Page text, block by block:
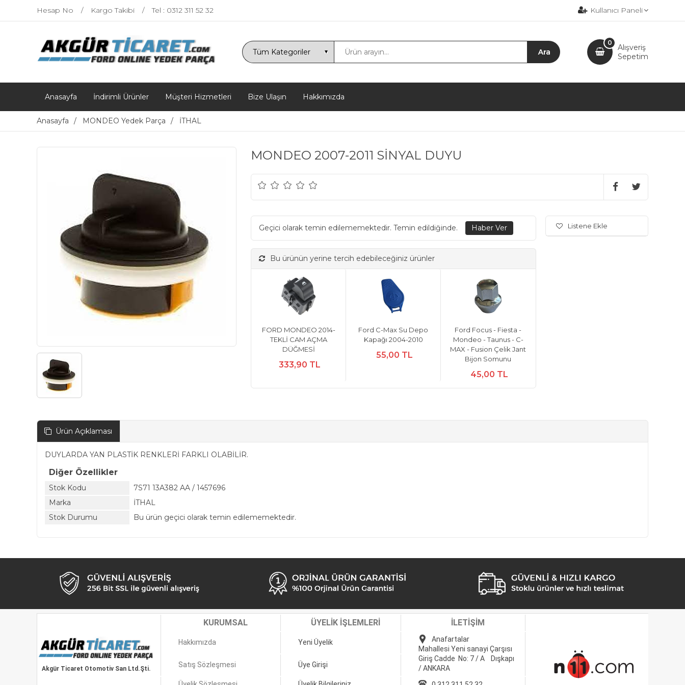
Hesap No Kargo Takibi Tel : 0312 311 52 32 Kullanıcı Paneli
Alışveriş
Sepetim
0
Anasayfa İndirimli Ürünler Müşteri Hizmetleri Bize Ulaşın Hakkımızda
Anasayfa MONDEO Yedek Parça İTHAL
MONDEO 2007-2011 SİNYAL DUYU
Geçici olarak temin edilememektedir. Temin edildiğinde.
Bu ürünün yerine tercih edebileceğiniz ürünler
FORD MONDEO 2014-
TEKLİ CAM AÇMA
DÜĞMESİ
333,90 TL
Ford C-Max Su Depo
Kapağı 2004-2010
55,00 TL
Ford Focus - Fiesta -
Mondeo - Taunus - C-
MAX - Fusion Çelik Jant
Bijon Somunu
45,00 TL
Listene Ekle
Ürün Açıklaması
DUYLARDA YAN PLASTİK RENKLERİ FARKLI OLABİLİR.
Diğer Özellikler
Stok Kodu
7S71 13A382 AA / 1457696
Marka
İTHAL
Stok Durumu
Bu ürün geçici olarak temin edilememektedir.
Akgür Ticaret Otomotiv San Ltd.Şti.
KURUMSAL ÜYELİK İŞLEMLERİ İLETİŞİM
Hakkımızda Yeni Üyelik
Anafartalar
Mahallesi Yeni sanayi Çarşısı
Giriş Cadde No: 7 / A Dışkapı
/ ANKARA
Satış Sözleşmesi Üye Girişi